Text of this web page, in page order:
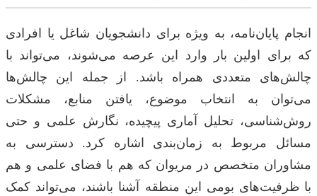
انجام پایان‌نامه، به ویژه برای دانشجویان شاغل یا افرادی
که برای اولین بار وارد این عرصه می‌شوند، می‌تواند با
چالش‌های متعددی همراه باشد. از جمله این چالش‌ها
می‌توان به انتخاب موضوع، یافتن منابع، مشکلات
روش‌شناسی، تحلیل آماری پیچیده، نگارش علمی و حتی
مسائل مربوط به زمان‌بندی اشاره کرد. دسترسی به
مشاوران متخصص در مریوان که هم با فضای علمی و هم
با ظرفیت‌های بومی این منطقه آشنا باشند، می‌تواند کمک